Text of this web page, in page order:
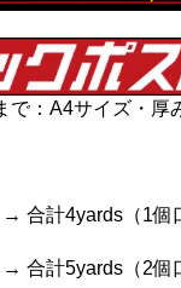
で：A4サイズ・厚
合計4yards（1個
合計5yards（2個